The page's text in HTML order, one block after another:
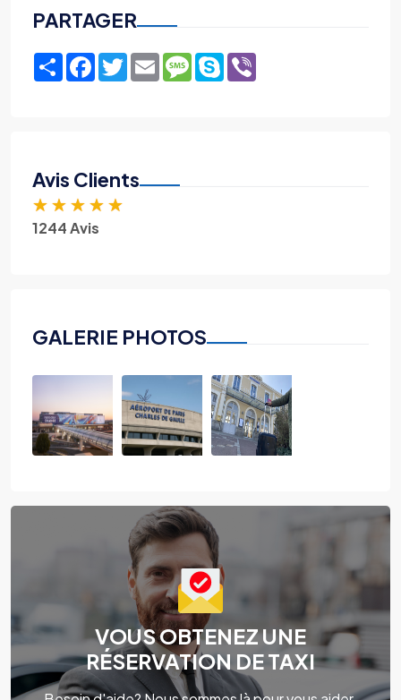
PARTAGER
ShareFacebook
TwitterEmailMessage
Skype
Avis Clients
★ ★ ★ ★ ★
1244 Avis
GALERIE PHOTOS
VOUS OBTENEZ UNE
RÉSERVATION DE TAXI